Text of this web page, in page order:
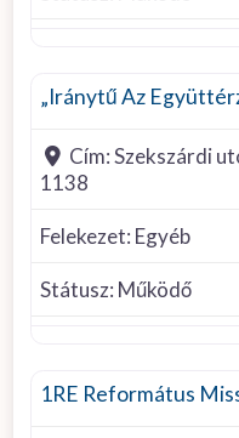
Cím:Szekszárdi
1138
Felekezet: Egyéb
Státusz: Működő
1RE Református